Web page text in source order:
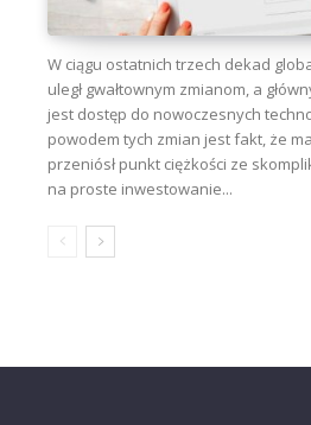
W ciągu ostatnich trzech dekad
uległ gwałtownym zmianom, a
jest dostęp do nowoczesnych
powodem tych zmian jest fakt, że
przeniósł punkt ciężkości ze
na proste inwestowanie...